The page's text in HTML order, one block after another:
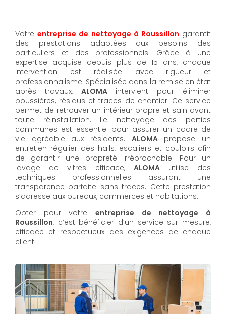
Votreentreprise de nettoyage à Roussillon garantit
des prestations adaptées aux besoins des
particuliers et des professionnels. Grâce à une
expertise acquise depuis plus de 15 ans, chaque
intervention est réalisée avec rigueur et
professionnalisme. Spécialisée dans la remise en état
après travaux, ALOMAintervient pour éliminer
poussières, résidus et traces de chantier. Ce service
permet de retrouver un intérieur propre et sain avant
toute réinstallation. Le nettoyage des parties
communes est essentiel pour assurer un cadre de
vie agréable aux résidents. ALOMApropose un
entretien régulier des halls, escaliers et couloirs afin
de garantir une propreté irréprochable. Pour un
lavage de vitres efficace, ALOMAutilise des
techniques professionnelles assurant une
transparence parfaite sans traces. Cette prestation
s’adresse aux bureaux, commerces et habitations.
Opter pour votre entreprise de nettoyage à
Roussillon, c’est bénéficier d’un service sur mesure,
efficace et respectueux des exigences de chaque
client.